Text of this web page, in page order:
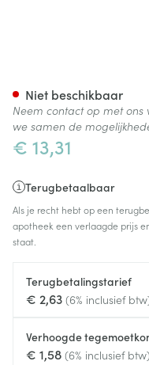
€ 13,31
Terugbetaalbaar
Als je recht hebt op een
apotheek een verlaagde prijs
staat.
Terugbetalingstarief
€ 2,63 (6% inclusief
Verhoogde
€ 1,58 (6% inclusief btw)
Niet beschikbaar
Neem contact op met
we samen de